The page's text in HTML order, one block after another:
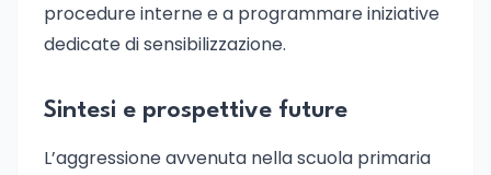
procedure interne e a programmare iniziative
dedicate di sensibilizzazione.
Sintesi e prospettive future
L’aggressione avvenuta nella scuola primaria